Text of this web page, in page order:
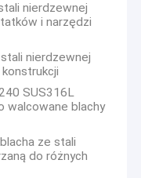
nierdzewnej
i narzędzi
nierdzewnej
SUS316L
walcowane blachy
ze stali
do różnych